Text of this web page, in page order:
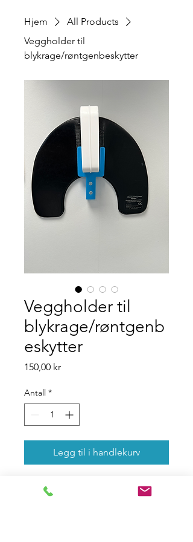
Hjem
All Products
Veggholder til
blykrage/røntgenbeskytter
Veggholder til
blykrage/røntgenb
eskytter
150,00 krPris
Antall *
Legg til i handlekurv
En vegghengt holder for